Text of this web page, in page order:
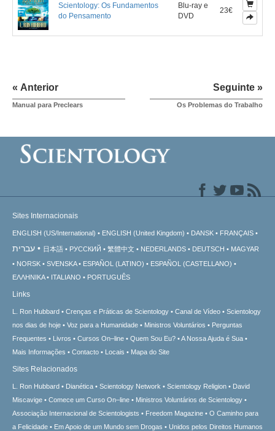
Scientology: Os Fundamentos
do Pensamento
Blu-ray e
DVD
23€
« Anterior
Manual para Preclears
Seguinte »
Os Problemas do Trabalho
Sites Internacionais
ENGLISH (US/International) ENGLISH (United Kingdom) DANSK FRANÇAIS
עברית 日本語 РУССКИЙ 繁體中文 NEDERLANDS DEUTSCH
MAGYAR
NORSK
SVENSKA ESPAÑOL (LATINO)
ESPAÑOL (CASTELLANO)
ΕΛΛΗΝΙΚA
ITALIANO PORTUGUÊS
Links
L. Ron Hubbard Crenças e Práticas de Scientology Canal de Vídeo
Scientology
nos dias de hoje
Voz para a Humanidade Ministros Voluntários
Perguntas
Frequentes
Livros Cursos On–line Quem Sou Eu?
A Nossa Ajuda é Sua
Mais Informações
Contacto Locais Mapa do Site
Sites Relacionados
L. Ron Hubbard Dianética Scientology Network Scientology Religion
David
Miscavige
Comece um Curso On–line
Ministros Voluntários de Scientology
Associação Internacional de Scientologists
Freedom Magazine
O Caminho para
a Felicidade
Em Apoio de um Mundo sem Drogas Unidos pelos Direitos Humanos